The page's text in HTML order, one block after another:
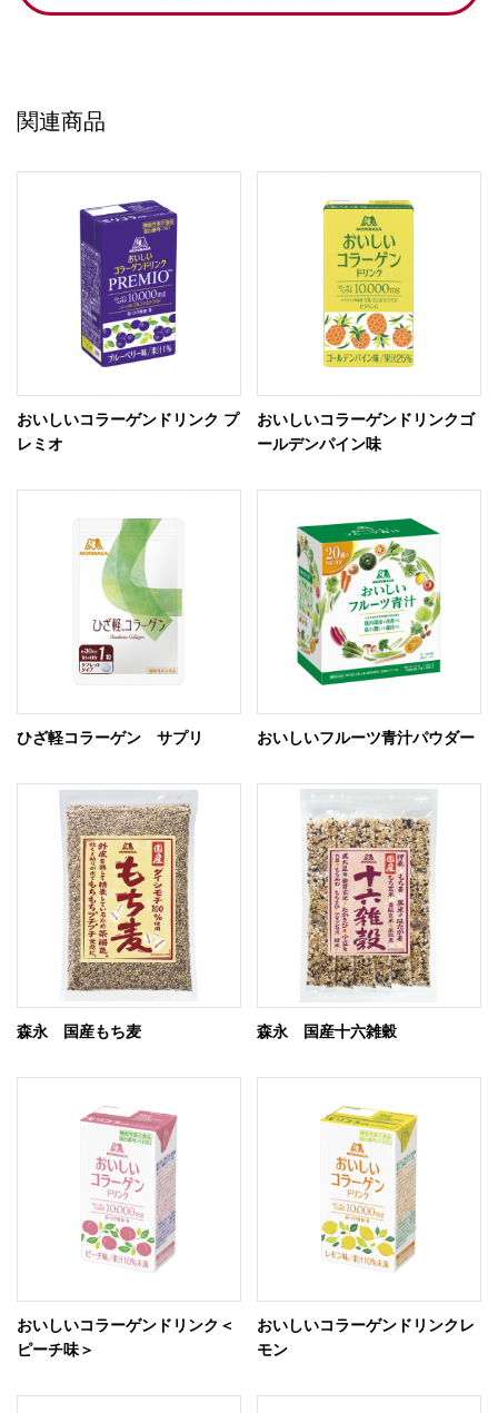
関連商品
おいしいコラーゲンドリンク プ
レミオ
おいしいコラーゲンドリンクゴ
ールデンパイン味
ひざ軽コラーゲン サプリ おいしいフルーツ青汁パウダー
森永 国産もち麦 森永 国産十六雑穀
おいしいコラーゲンドリンク＜
ピーチ味＞
おいしいコラーゲンドリンクレ
モン